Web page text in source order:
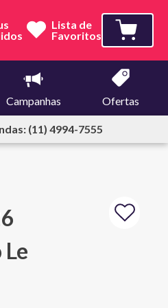
Lista de
Favoritos
Campanhas Ofertas
(11) 4994-7555